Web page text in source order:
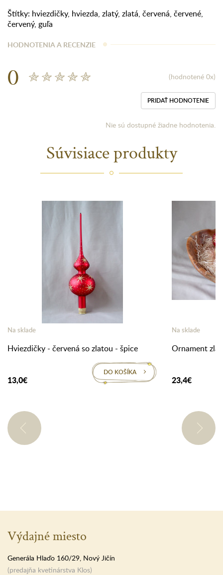
Štítky: hviezdičky, hviezda, zlatý, zlatá, červená, červené,
červený, guľa
HODNOTENIA A RECENZIE
0 (hodnotené 0x)
PRIDAŤ HODNOTENIE
Nie sú dostupné žiadne hodnotenia.
Súvisiace produkty
Na sklade
Hviezdičky - červená so zlatou - špice
13,0€
DO KOŠÍKA
Na sklade
Ornament
23,4€
Výdajné miesto
Generála Hlaďo 160/29, Nový Jičín
(predajňa kvetinárstva Klos)